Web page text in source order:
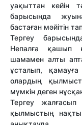
уақыттан кейін
барысында
бастаған мәйітін
Тергеу
Непалға қашып
шамамен алты
ұсталып,
олардың
мүмкін деген
Тергеу
қылмыстың